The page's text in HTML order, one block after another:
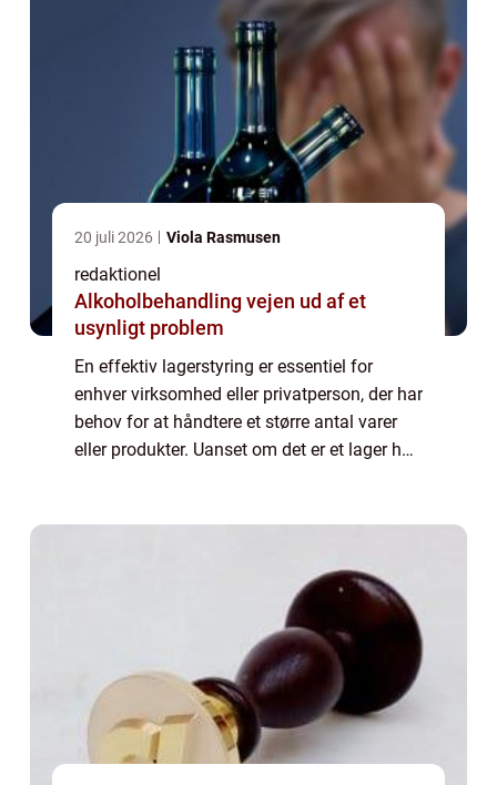
20 juli 2026 Viola Rasmusen
redaktionel
Alkoholbehandling vejen ud af et
usynligt problem
En effektiv lagerstyring er essentiel for
enhver virksomhed eller privatperson, der har
behov for at håndtere et større antal varer
eller produkter. Uanset om det er et lager hos